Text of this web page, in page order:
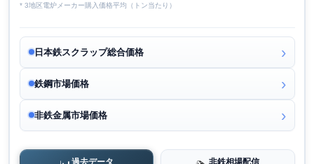
* 3地区電炉メーカー購入価格平均（トン当たり）
日本鉄スクラップ総合価格
鉄鋼市場価格
非鉄金属市場価格
過去データ 非鉄相場配信